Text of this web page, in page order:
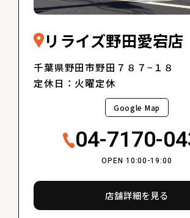
リライズ野田愛宕店
千葉県野田市野田７８７−１８
定休日：火曜定休
Google Map
04-7170-
OPEN 10:00-19:00
店舗詳細を見る